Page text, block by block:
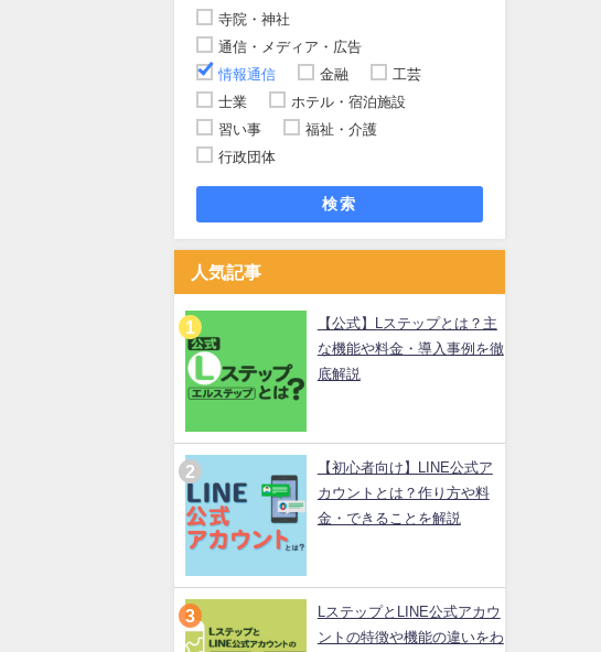
寺院・神社
通信・メディア・広告
情報通信
金融
工芸
士業
ホテル・宿泊施設
習い事
福祉・介護
行政団体
検索
人気記事
【公式】Lステップとは？主
な機能や料金・導入事例を徹
底解説
【初心者向け】LINE公式ア
カウントとは？作り方や料
金・できることを解説
LステップとLINE公式アカウ
ントの特徴や機能の違いをわ